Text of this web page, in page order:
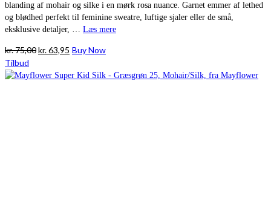
blanding af mohair og silke i en mørk rosa nuance. Garnet emmer af lethed
og blødhed perfekt til feminine sweatre, luftige sjaler eller de små,
eksklusive detaljer, … Læs mere
kr.75,00Den
pris
kr.63,95 Den
pris
Buy Now
Tilbud